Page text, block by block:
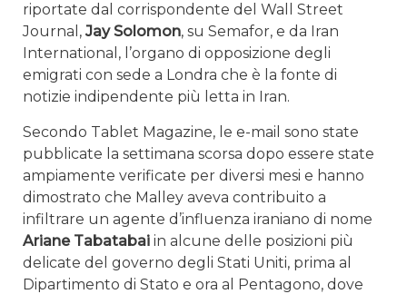
riportate dal corrispondente del Wall Street
Journal, Jay Solomon, su Semafor, e da Iran
International, l’organo di opposizione degli
emigrati con sede a Londra che è la fonte di
notizie indipendente più letta in Iran.
Secondo Tablet Magazine, le e-mail sono state
pubblicate la settimana scorsa dopo essere state
ampiamente verificate per diversi mesi e hanno
dimostrato che Malley aveva contribuito a
infiltrare un agente d’influenza iraniano di nome
Ariane Tabatabai in alcune delle posizioni più
delicate del governo degli Stati Uniti, prima al
Dipartimento di Stato e ora al Pentagono, dove